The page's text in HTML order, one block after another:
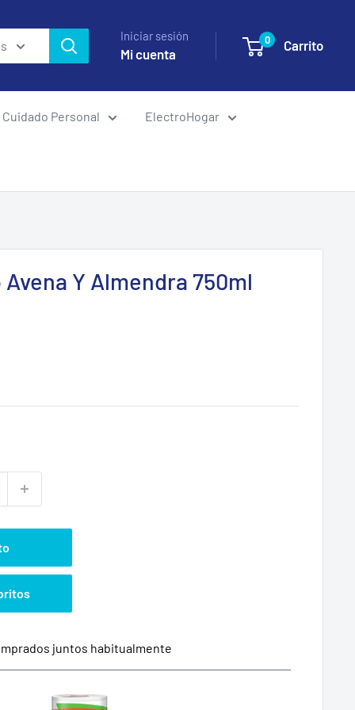
Iniciar sesión
Mi cuenta
0 Carrito
Cuidado Personal ElectroHogar
Y Almendra 750ml
juntos habitualmente